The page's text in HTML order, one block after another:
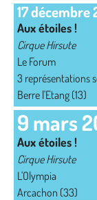
17 décembre
Aux étoiles !
Cirque Hirsute
Le Forum
3 représentations
Berre l'Etang (13)
9 mars
Aux étoiles !
Cirque Hirsute
L'Olympia
Arcachon (33)